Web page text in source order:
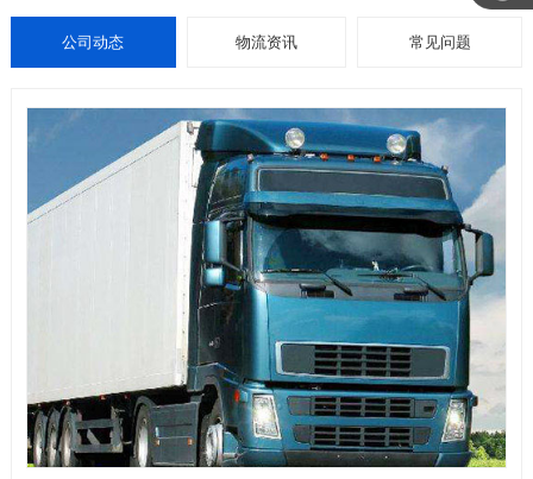
公司动态 物流资讯 常见问题